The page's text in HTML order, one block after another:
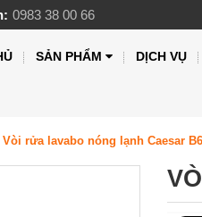
0983 38 00 66
SẢN PHẨM DỊCH VỤ
Vòi rửa lavabo nóng lạnh Caesar